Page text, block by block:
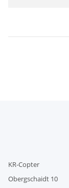
KR-Copter
Obergschaidt 10